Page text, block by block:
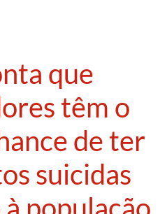
que
têm o
de ter
suicidas